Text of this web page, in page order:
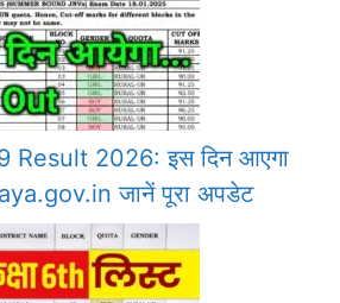
Result 2026: इस दिन आएगा
जानें पूरा अपडेट